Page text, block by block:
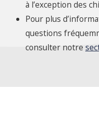
à l’exception des
Pour plus
questions
consulter notre